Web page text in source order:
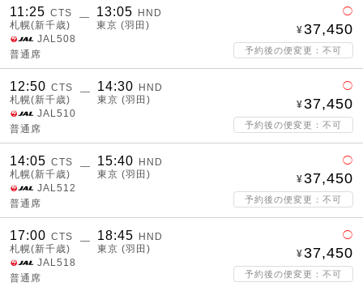
11:25 CTS
札幌(新千歳)
― 13:05
HND
東京 (羽田)
JAL508
普通席
◯
37,450
予約後の便変更：不可
12:50 CTS
札幌(新千歳)
― 14:30
HND
東京 (羽田)
JAL510
普通席
◯
37,450
予約後の便変更：不可
14:05 CTS
札幌(新千歳)
― 15:40
HND
東京 (羽田)
JAL512
普通席
◯
37,450
予約後の便変更：不可
17:00 CTS
札幌(新千歳)
― 18:45
HND
東京 (羽田)
JAL518
普通席
◯
37,450
予約後の便変更：不可